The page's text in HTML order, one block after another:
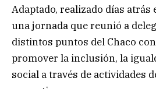
Adaptado, realizado días atrás
una jornada que reunió a
distintos puntos del Chaco
promover la inclusión, la
social a través de actividades